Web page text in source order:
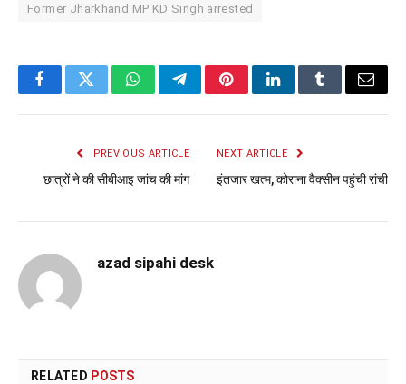
Former Jharkhand MP KD Singh arrested
FacebookTwitterWhatsAppTelegramPinterestLinkedInTumblrEmail
PREVIOUS ARTICLE
छात्रों ने की सीबीआइ जांच की मांग
NEXT ARTICLE
इंतजार खत्म, कोराना वैक्सीन पहुंची रांची
azad sipahi desk
RELATED POSTS